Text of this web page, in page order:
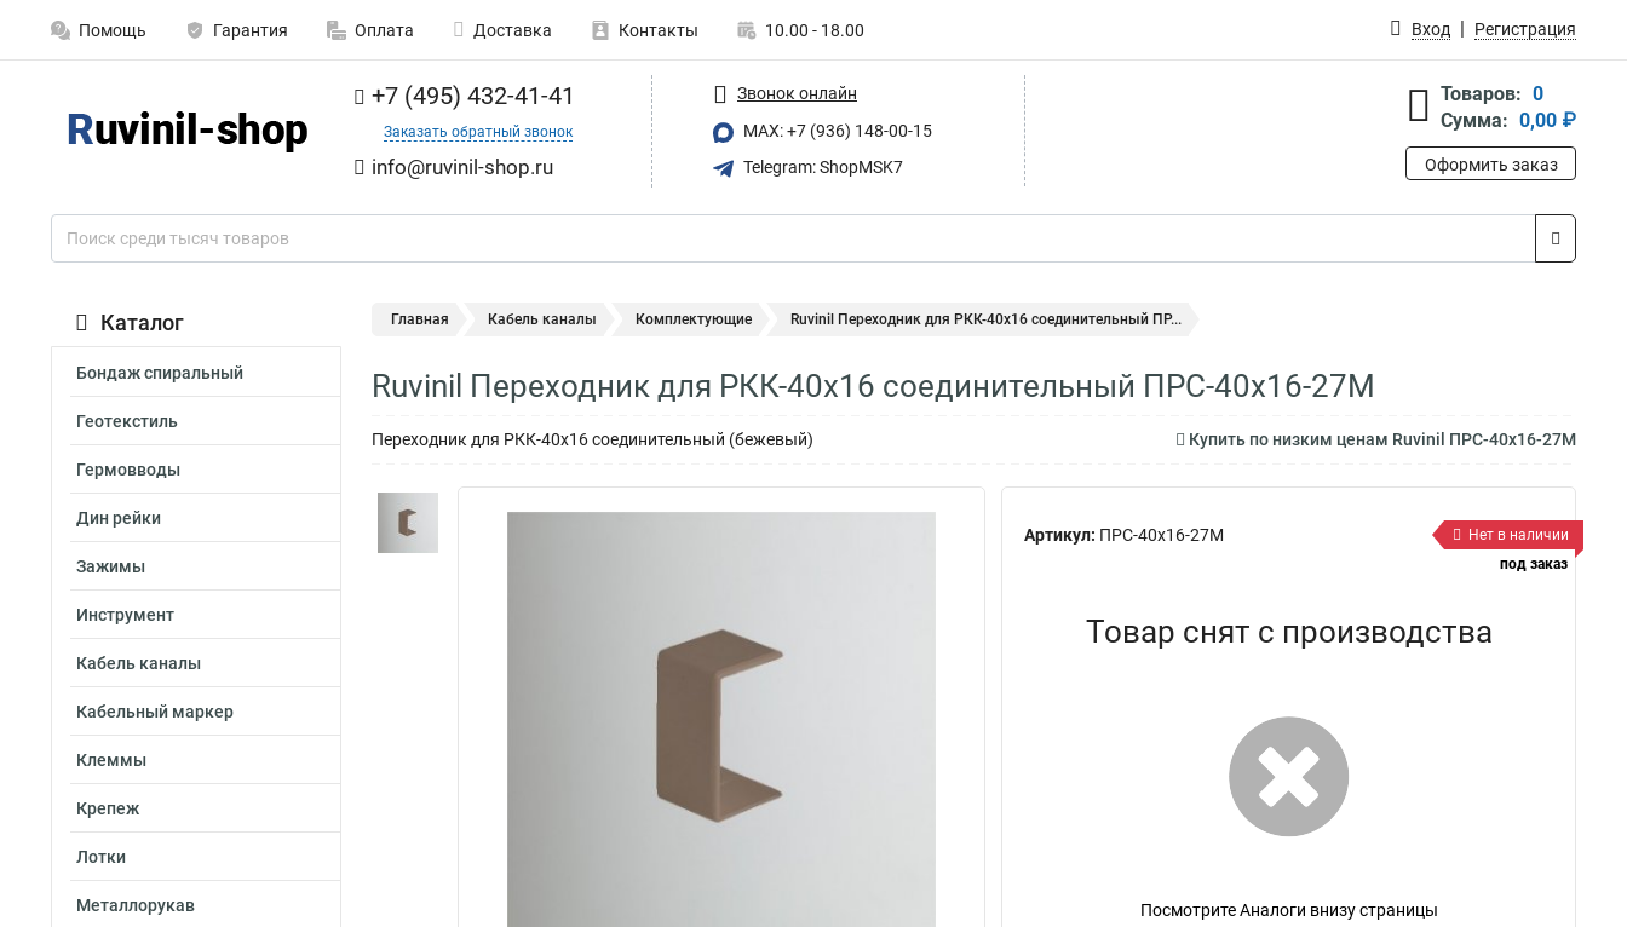
Помощь Гарантия Оплата Доставка Контакты 10.00 - 18.00 Вход Регистрация
+7 (495) 432-41-41
Заказать обратный звонок
info@ruvinil-shop.ru
Звонок онлайн
MAX: +7 (936) 148-00-15
Telegram: ShopMSK7
Товаров: 0
Сумма: 0,00 ₽
Оформить заказ
Каталог
Бондаж спиральный
Геотекстиль
Гермовводы
Дин рейки
Зажимы
Инструмент
Кабель каналы
Кабельный маркер
Клеммы
Крепеж
Лотки
Металлорукав
Главная Кабель каналы Комплектующие Ruvinil Переходник для РКК-40х16 соединительный ПР...
Ruvinil Переходник для РКК-40х16 соединительный ПРС-40х16-27М
Переходник для РКК-40х16 соединительный (бежевый) Купить по низким ценам Ruvinil ПРС-40х16-27М
Артикул: ПРС-40х16-27М
Нет в наличии
под заказ
Товар снят с производства
Посмотрите Аналоги внизу страницы